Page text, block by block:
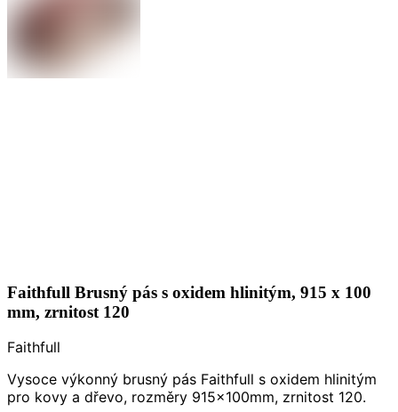
Faithfull Brusný pás s oxidem hlinitým, 915 x 100
mm, zrnitost 120
Faithfull
Vysoce výkonný brusný pás Faithfull s oxidem hlinitým
pro kovy a dřevo, rozměry 915x100mm, zrnitost 120.